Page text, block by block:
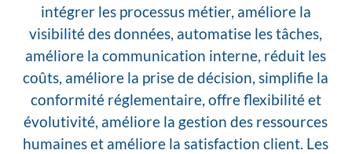
intégrer les processus métier, améliore la
visibilité des données, automatise les tâches,
améliore la communication interne, réduit les
coûts, améliore la prise de décision, simplifie la
conformité réglementaire, offre flexibilité et
évolutivité, améliore la gestion des ressources
humaines et améliore la satisfaction client. Les